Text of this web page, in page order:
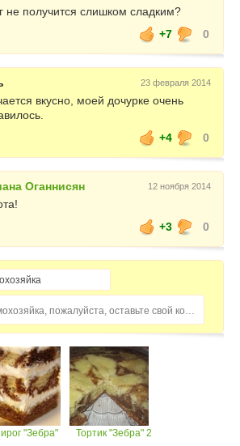
не получится слишком сладким?
+7
0
23 февраля 2014
вкусно, моей дочурке очень
+4
0
Оганнисян 12 ноября 2014
+3
0
Домохозяйка, пожалуйста, оставьте свой комментарий...
"Зебра" Тортик "Зебра" 2